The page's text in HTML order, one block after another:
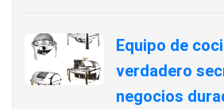
Equipo de
verdadero
negocios